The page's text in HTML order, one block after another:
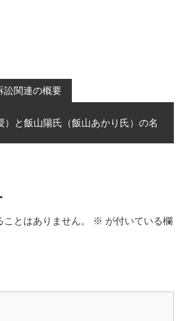
訟関連の概要
と飯山陽氏（飯山あかり氏）の名
とはありません。 ※ が付いている欄